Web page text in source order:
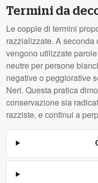
Termini da
Le coppie di termini
razzializzate. A
vengono utilizzate
neutre per persone
negative o peggiorative
Neri. Questa pratica
conservazione sia
razziste, e continui a